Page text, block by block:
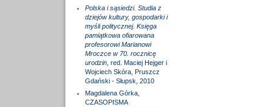
Polska i sąsiedzi. Studia z
dziejów kultury, gospodarki i
myśli politycznej. Księga
pamiątkowa ofiarowana
profesorowi Marianowi
Mroczce w 70. rocznicę
urodzin, red. Maciej Hejger i
Wojciech Skóra, Pruszcz
Gdański - Słupsk, 2010
Magdalena Górka,
CZASOPISMA